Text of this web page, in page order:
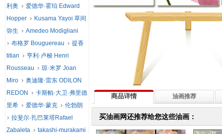
商品详情 油画推荐
买油画网还推荐给您这些油画：
利奥
爱德华·霍珀 Edward
Hopper
Kusama Yayoi 草间
弥生
Amedeo Modigliani
布格罗 Bouguereau
提香
titian
亨利·卢梭 Henri
Rousseau
琼·米罗 Joan
Miro
奥迪隆·雷东 ODILON
REDON
卡斯帕·大卫·弗里德
里希
爱德华·蒙克
伦勃朗
拉斐尔·扎巴莱塔Rafael
Zabaleta
takashi-murakami